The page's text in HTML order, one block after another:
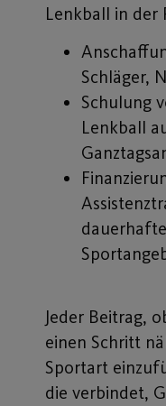
Lenkball in der
Schläger,
Schulung
Lenkball
Jeder Beitrag,
einen Schritt
Sportart
die verbindet,